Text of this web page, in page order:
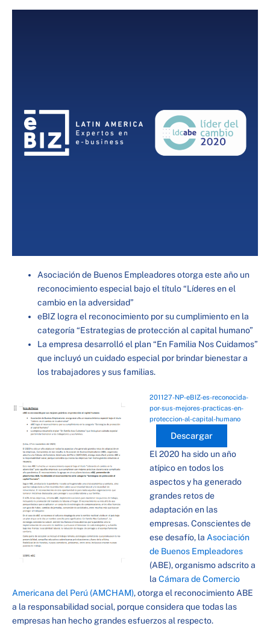
Asociación de Buenos Empleadores otorga este año un
reconocimiento especial bajo el título “Líderes en el
cambio en la adversidad”
eBIZ logra el reconocimiento por su cumplimiento en la
categoría “Estrategias de protección al capital humano”
La empresa desarrolló el plan “En Familia Nos Cuidamos”
que incluyó un cuidado especial por brindar bienestar a
los trabajadores y sus familias.
201127-NP-eBIZ-es-reconocida-
por-sus-mejores-practicas-en-
proteccion-al-capital-humano
Descargar
El 2020 ha sido un año
atípico en todos los
aspectos y ha generado
grandes retos de
adaptación en las
empresas. Conscientes de
ese desafío, la Asociación
de Buenos Empleadores
(ABE), organismo adscrito a
la Cámara de Comercio
Americana del Perú (AMCHAM), otorga el reconocimiento ABE
a la responsabilidad social, porque considera que todas las
empresas han hecho grandes esfuerzos al respecto.